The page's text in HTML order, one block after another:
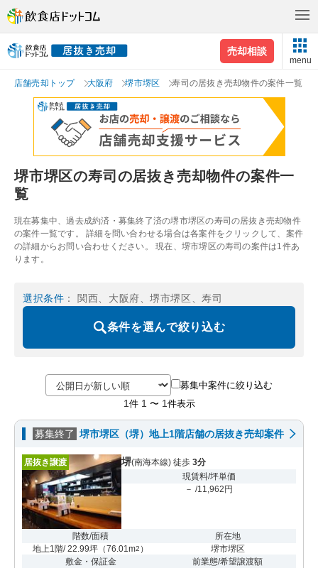
売却相談
menu
店舗売却トップ 大阪府 堺市堺区 寿司の居抜き売却物件の案件一覧
堺市堺区の寿司の居抜き売却物件の案件一
覧
現在募集中、過去成約済・募集終了済の堺市堺区の寿司の居抜き売却物件
の案件一覧です。 詳細を問い合わせる場合は各案件をクリックして、案件
の詳細からお問い合わせください。 現在、堺市堺区の寿司の案件は1件あ
ります。
選択条件 ： 関西、大阪府、堺市堺区、寿司
条件を選んで絞り込む
募集中案件に絞り込む
1 件 1 〜 1 件表示
募集終了 堺市堺区（堺）地上1階店舗の居抜き売却案件
居抜き譲渡 堺(南海本線) 徒歩 3分
現賃料/坪単価
－ /11,962円
階数/面積
地上1階/ 22.99坪 （76.01m2 ）
所在地
堺市堺区
敷金・保証金
前業態/希望譲渡額